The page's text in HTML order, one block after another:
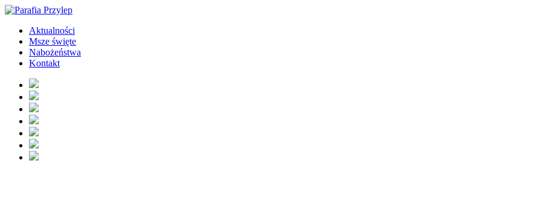
Aktualności
Msze święte
Nabożeństwa
Kontakt